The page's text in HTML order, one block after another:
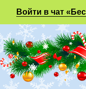
Войти в чат